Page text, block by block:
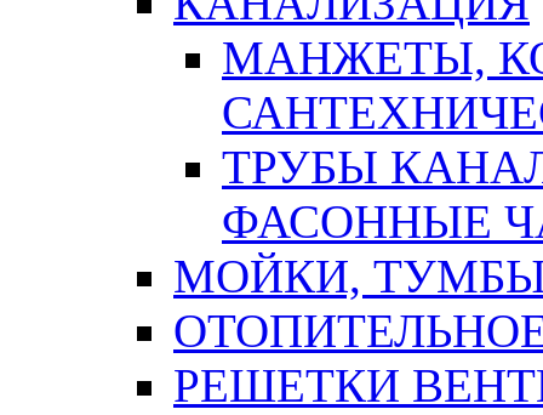
МАНЖЕТЫ,
ТРУБЫ
ФАСОННЫЕ
МОЙКИ,
РЕШЕТКИ